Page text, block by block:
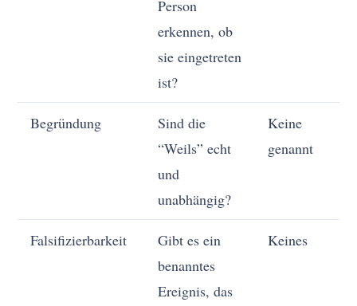
Person
erkennen, ob
sie eingetreten
ist?
Begründung
Sind die
“Weils” echt
und
unabhängig?
Keine
genannt
Falsifizierbarkeit
Gibt es ein
benanntes
Ereignis, das
Keines